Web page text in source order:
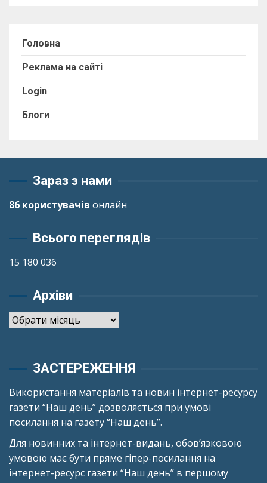
Головна
Реклама на сайті
Login
Блоги
Зараз з нами
86 користувачів онлайн
Всього переглядів
15 180 036
Архіви
Архіви
ЗАСТЕРЕЖЕННЯ
Використання матеріалів та новин інтернет-ресурсу
газети “Наш день” дозволяється при умові
посилання на газету “Наш день”.
Для новинних та інтернет-видань, обов’язковою
умовою має бути пряме гіпер-посилання на
інтернет-ресурс газети “Наш день” в першому